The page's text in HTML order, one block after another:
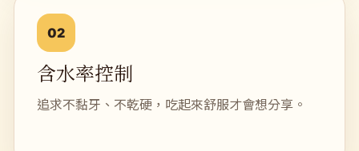
02
含水率控制
追求不黏牙、不乾硬，吃起來舒服才會想分享。